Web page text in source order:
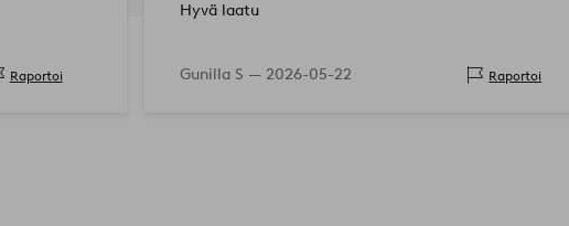
Raportoi
Hyvä laatu
Gunilla S — 2026-05-22 Raportoi